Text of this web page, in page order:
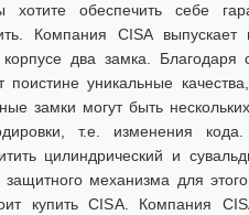
обеспечить себе
Компания CISA выпускает
два замка. Благодаря
уникальные
замки могут быть
т.е. изменения
цилиндрический и
механизма для этого
купить CISA. Компания